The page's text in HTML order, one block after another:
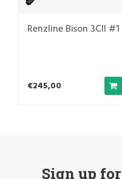
Renzline Bison 3CII #1
€245,00
Sign up